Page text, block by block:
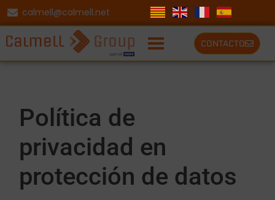
calmell@calmell.net
CONTACTO
Política de
privacidad en
protección de datos